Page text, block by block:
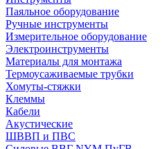
Паяльное оборудование
Ручные инструменты
Измерительное оборудование
Электроинструменты
Материалы для монтажа
Термоусаживаемые трубки
Хомуты-стяжки
Клеммы
Кабели
Акустические
ШВВП и ПВС